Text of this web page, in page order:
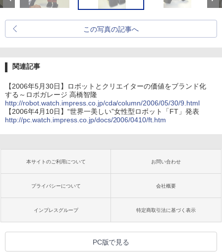
この写真の記事へ
関連記事
【2006年5月30日】ロボットとクリエイターの価値をブランド化
する～ロボガレージ 高橋智隆
http://robot.watch.impress.co.jp/cda/column/2006/05/30/9.html
【2006年4月10日】“世界一美しい”女性型ロボット「FT」発表
http://pc.watch.impress.co.jp/docs/2006/0410/ft.htm
本サイトのご利用について お問い合わせ
プライバシーについて 会社概要
インプレスグループ 特定商取引法に基づく表示
PC版で見る